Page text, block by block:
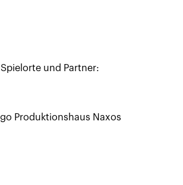
Spielorte und Partner: